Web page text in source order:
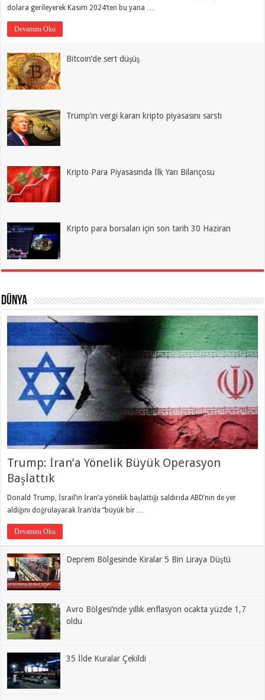
dolara gerileyerek Kasım 2024’ten bu yana …
Devamını Oku
Bitcoin’de sert düşüş
Trump’ın vergi kararı kripto piyasasını sarstı
Kripto Para Piyasasında İlk Yarı Bilançosu
Kripto para borsaları için son tarih 30 Haziran
Dünya
Trump: İran’a Yönelik Büyük Operasyon
Başlattık
Donald Trump, İsrail’in İran’a yönelik başlattığı saldırıda ABD’nin de yer
aldığını doğrulayarak İran’da “büyük bir …
Devamını Oku
Deprem Bölgesinde Kiralar 5 Bin Liraya Düştü
Avro Bölgesi’nde yıllık enflasyon ocakta yüzde 1,7
oldu
35 İlde Kuralar Çekildi